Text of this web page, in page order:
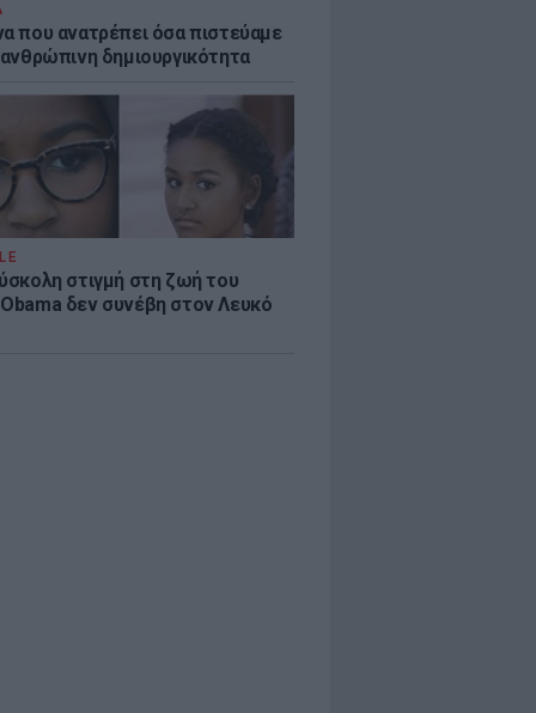
που ανατρέπει όσα πιστεύαμε
ανθρώπινη δημιουργικότητα
στιγμή στη ζωή του
δεν συνέβη στον Λευκό